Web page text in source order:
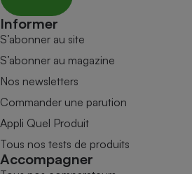
Informer
S’abonner au site
S’abonner au magazine
Nos newsletters
Commander une parution
Appli Quel Produit
Tous nos tests de produits
Accompagner